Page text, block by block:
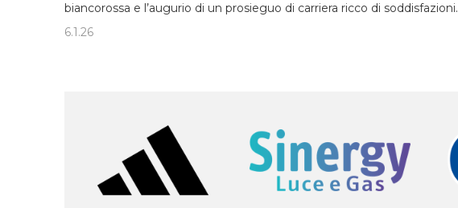
biancorossa e l’augurio di un prosieguo di carriera ricco di soddisfazioni.
6.1.26